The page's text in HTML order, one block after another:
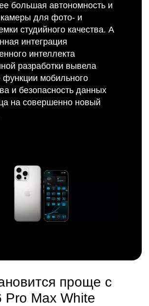
большая автономность и
для фото- и
студийного качества. А
интеграция
интеллекта
разработки вывела
мобильного
и безопасность данных
на совершенно новый
проще с
Pro Max White